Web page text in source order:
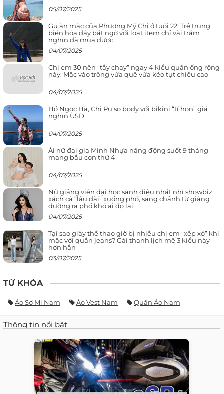
05/07/2025
Gu ăn mặc của Phương Mỹ Chi ở tuổi 22: Trẻ trung,
biến hóa đầy bất ngờ với loạt item chỉ vài trăm
nghìn đã mua được
04/07/2025
Chị em 30 nên “tẩy chay” ngay 4 kiểu quần ống rộng
này: Mặc vào trông vừa quê vừa kéo tụt chiều cao
04/07/2025
Hồ Ngọc Hà, Chi Pu so body với bikini “tí hon” giá
nghìn USD
04/07/2025
Ái nữ đại gia Minh Nhựa năng động suốt 9 tháng
mang bầu con thứ 4
04/07/2025
Nữ giảng viên đại học sành điệu nhất nhì showbiz,
xách cả “lâu đài” xuống phố, sang chảnh từ giảng
đường ra phố khó ai đọ lại
04/07/2025
Tại sao giày thể thao giờ bị nhiều chị em “xếp xó” khi
mặc với quần jeans? Gái thanh lịch mê 3 kiểu này
hơn hẳn
03/07/2025
TỪ KHÓA
Áo Sơ Mi Nam Áo Vest Nam Quần Áo Nam
Thông tin nổi bật